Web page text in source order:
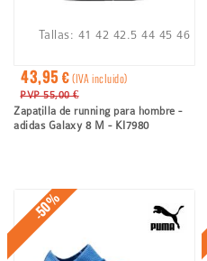
43,95 €(IVA incluido)
PVP 55,00 €
Zapatilla de running para hombre -
adidas Galaxy 8 M - KI7980
Tallas: 41 42 42.5 44 45 46
-50%